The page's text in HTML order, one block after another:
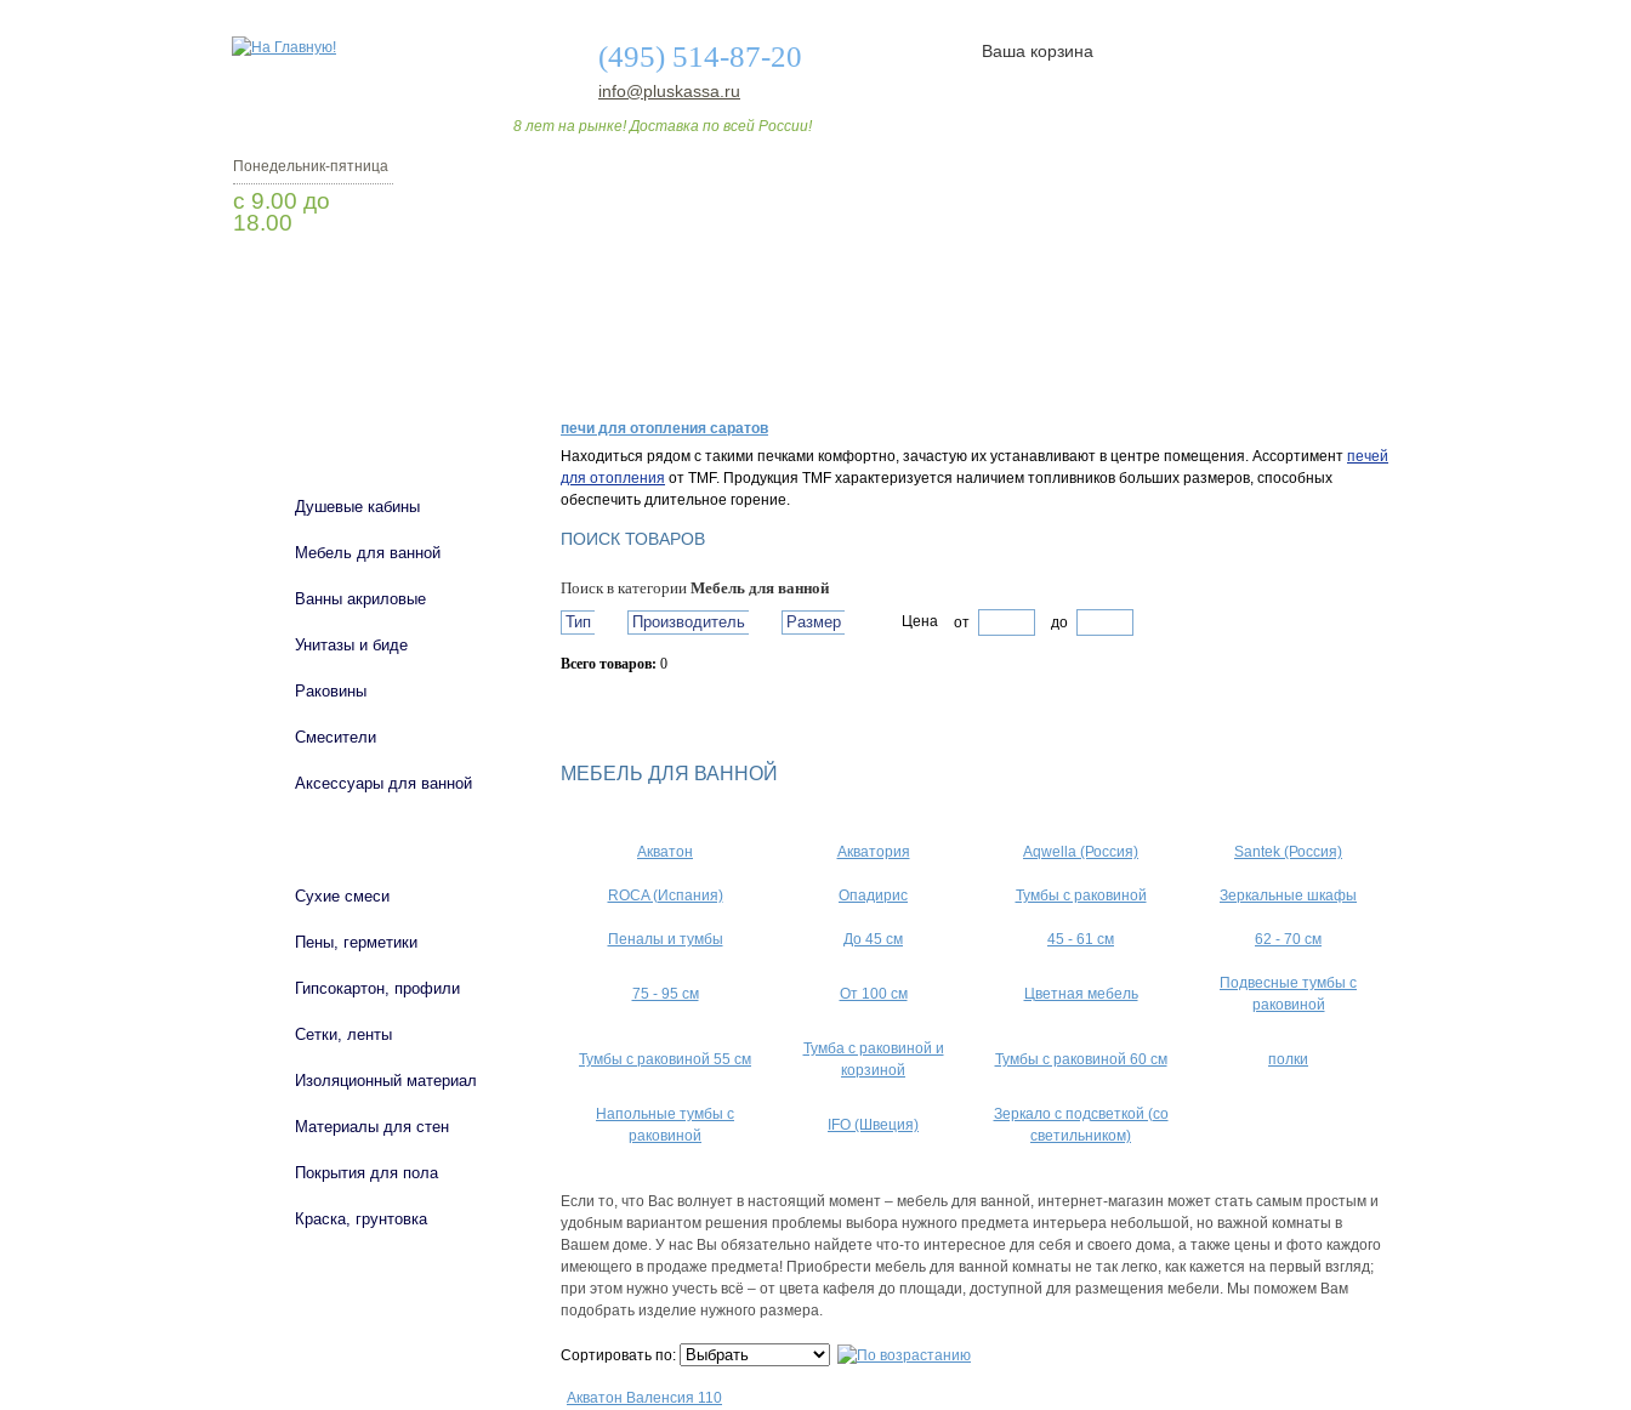
(495) 514-87-20
info@pluskassa.ru
8 лет на рынке! Доставка по всей России!
Ваша корзина
Понедельник-пятница
с 9.00 до
18.00
печи для отопления саратов
Находиться рядом с такими печками комфортно, зачастую их устанавливают в центре помещения. Ассортимент печей
для отопления от TMF. Продукция TMF характеризуется наличием топливников больших размеров, способных
обеспечить длительное горение.
ПОИСК ТОВАРОВ
Поиск в категории Мебель для ванной
Тип
Производитель Размер Цена от до
Всего товаров: 0
МЕБЕЛЬ ДЛЯ ВАННОЙ
Акватон Акватория Aqwella (Россия) Santek (Россия)
ROCA (Испания) Опадирис Тумбы с раковиной Зеркальные шкафы
Пеналы и тумбы До 45 см 45 - 61 см 62 - 70 см
75 - 95 см От 100 см Цветная мебель
Подвесные тумбы с
раковиной
Тумбы с раковиной 55 см
Тумба с раковиной и
корзиной
Тумбы с раковиной 60 см полки
Напольные тумбы с
раковиной
IFO (Швеция)
Зеркало с подсветкой (со
светильником)
Если то, что Вас волнует в настоящий момент – мебель для ванной, интернет-магазин может стать самым простым и
удобным вариантом решения проблемы выбора нужного предмета интерьера небольшой, но важной комнаты в
Вашем доме. У нас Вы обязательно найдете что-то интересное для себя и своего дома, а также цены и фото каждого
имеющего в продаже предмета! Приобрести мебель для ванной комнаты не так легко, как кажется на первый взгляд;
при этом нужно учесть всё – от цвета кафеля до площади, доступной для размещения мебели. Мы поможем Вам
подобрать изделие нужного размера.
Сортировать по:
Акватон Валенсия 110
Душевые кабины
Мебель для ванной
Ванны акриловые
Унитазы и биде
Раковины
Смесители
Аксессуары для ванной
Сухие смеси
Пены, герметики
Гипсокартон, профили
Сетки, ленты
Изоляционный материал
Материалы для стен
Покрытия для пола
Краска, грунтовка